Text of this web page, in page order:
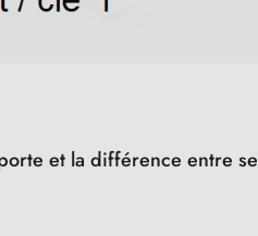
et la différence entre